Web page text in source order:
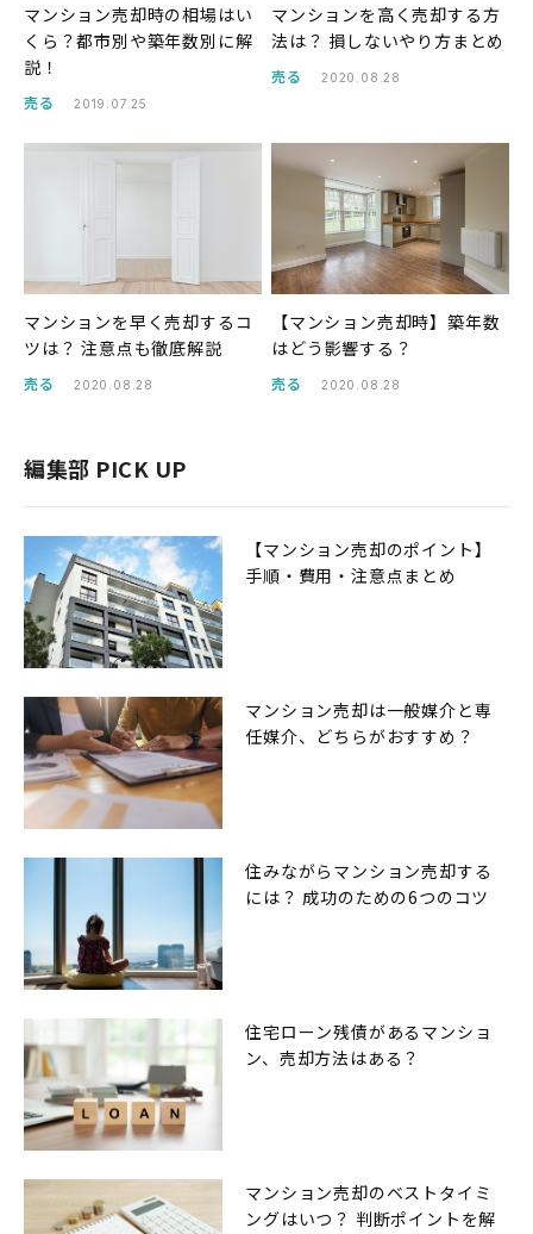
マンション売却時の相場はい
くら？都市別や築年数別に解
説！
売る 2019.07.25
マンションを高く売却する方
法は？ 損しないやり方まとめ
売る 2020.08.28
マンションを早く売却するコ
ツは？ 注意点も徹底解説
売る 2020.08.28
【マンション売却時】築年数
はどう影響する？
売る 2020.08.28
編集部 PICK UP
【マンション売却のポイント】
手順・費用・注意点まとめ
マンション売却は一般媒介と専
任媒介、どちらがおすすめ？
住みながらマンション売却する
には？ 成功のための6つのコツ
住宅ローン残債があるマンショ
ン、売却方法はある？
マンション売却のベストタイミ
ングはいつ？ 判断ポイントを解